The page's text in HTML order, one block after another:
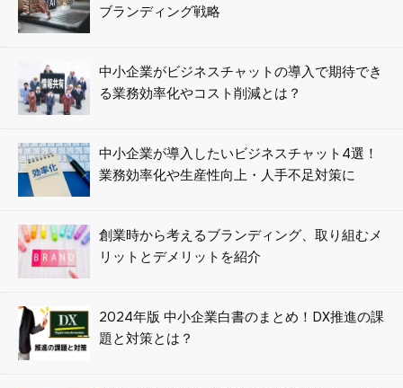
ブランディング戦略
中小企業がビジネスチャットの導入で期待でき
る業務効率化やコスト削減とは？
中小企業が導入したいビジネスチャット4選！
業務効率化や生産性向上・人手不足対策に
創業時から考えるブランディング、取り組むメ
リットとデメリットを紹介
2024年版 中小企業白書のまとめ！DX推進の課
題と対策とは？